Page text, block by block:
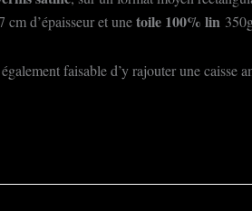
cm d’épaisseur et unetoile 100% lin
faisable d’y rajouter une caisse